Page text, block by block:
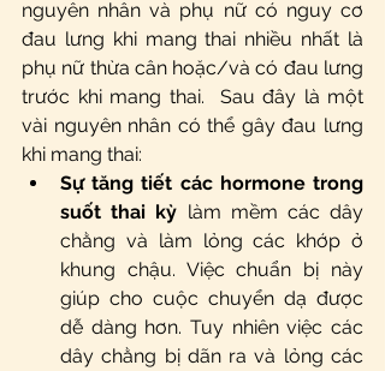
nguyên nhân và phụ nữ có nguy cơ
đau lưng khi mang thai nhiều nhất là
phụ nữ thừa cân hoặc/và có đau lưng
trước khi mang thai.  Sau đây là một
vài nguyên nhân có thể gây đau lưng
khi mang thai:
Sự tăng tiết các hormone trong
suốt thai kỳ làm mềm các dây
chằng và làm lỏng các khớp ở
khung chậu. Việc chuẩn bị này
giúp cho cuộc chuyển dạ được
dễ dàng hơn. Tuy nhiên việc các
dây chằng bị dãn ra và lỏng các